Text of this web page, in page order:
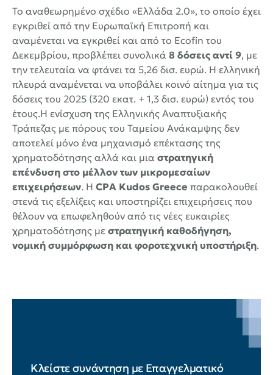
Το αναθεωρημένο σχέδιο «Ελλάδα 2.0», το οποίο έχει
εγκριθεί από την Ευρωπαϊκή Επιτροπή και
αναμένεται να εγκριθεί και από το Ecofin του
Δεκεμβρίου, προβλέπει συνολικά 8 δόσεις αντί 9, με
την τελευταία να φτάνει τα 5,26 δισ. ευρώ. Η ελληνική
πλευρά αναμένεται να υποβάλει κοινό αίτημα για τις
δόσεις του 2025 (320 εκατ. + 1,3 δισ. ευρώ) εντός του
έτους.Η ενίσχυση της Ελληνικής Αναπτυξιακής
Τράπεζας με πόρους του Ταμείου Ανάκαμψης δεν
αποτελεί μόνο ένα μηχανισμό επέκτασης της
χρηματοδότησης αλλά και μια στρατηγική
επένδυση στο μέλλον των μικρομεσαίων
επιχειρήσεων. Η CPA Kudos Greece παρακολουθεί
στενά τις εξελίξεις και υποστηρίζει επιχειρήσεις που
θέλουν να επωφεληθούν από τις νέες ευκαιρίες
χρηματοδότησης με στρατηγική καθοδήγηση,
νομική συμμόρφωση και φοροτεχνική υποστήριξη.
Κλείστε συνάντηση με Επαγγελματικό